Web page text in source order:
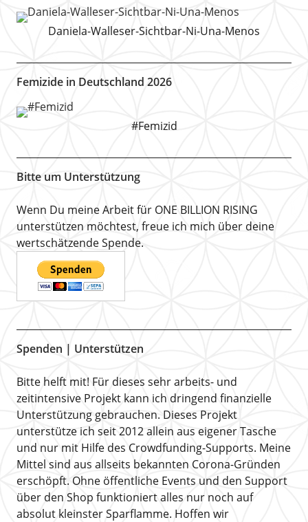
Daniela-Walleser-Sichtbar-Ni-Una-Menos
Femizide in Deutschland 2026
#Femizid
Bitte um Unterstützung
Wenn Du meine Arbeit für ONE BILLION RISING
unterstützen möchtest, freue ich mich über deine
wertschätzende Spende.
Spenden | Unterstützen
Bitte helft mit! Für dieses sehr arbeits- und
zeitintensive Projekt kann ich dringend finanzielle
Unterstützung gebrauchen. Dieses Projekt
unterstütze ich seit 2012 allein aus eigener Tasche
und nur mit Hilfe des Crowdfunding-Supports. Meine
Mittel sind aus allseits bekannten Corona-Gründen
erschöpft. Ohne öffentliche Events und den Support
über den Shop funktioniert alles nur noch auf
absolut kleinster Sparflamme. Hoffen wir